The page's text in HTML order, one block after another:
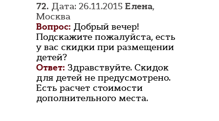
72. Дата: 26.11.2015 Елена,
Москва
Вопрос: Добрый вечер!
Подскажите пожалуйста, есть
у вас скидки при размещении
детей?
Ответ: Здравствуйте. Скидок
для детей не предусмотрено.
Есть расчет стоимости
дополнительного места.